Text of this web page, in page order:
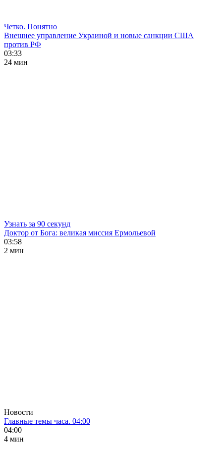
Четко. Понятно
Внешнее управление Украиной и новые санкции США
против РФ
03:33
24 мин
Узнать за 90 секунд
Доктор от Бога: великая миссия Ермольевой
03:58
2 мин
Новости
Главные темы часа. 04:00
04:00
4 мин